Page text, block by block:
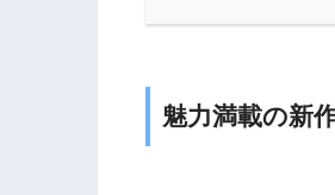
魅力満載の新